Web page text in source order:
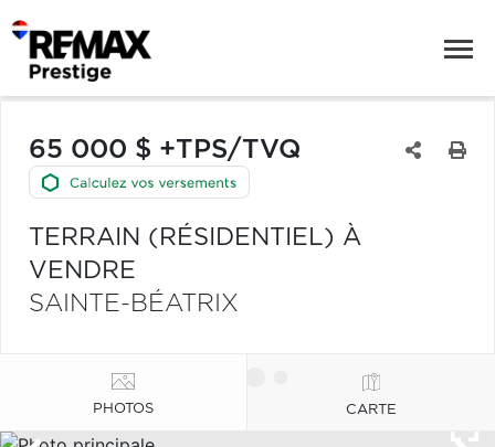
65 000 $ +TPS/TVQ
TERRAIN (RÉSIDENTIEL) À
VENDRE
SAINTE-BÉATRIX
PHOTOS CARTE